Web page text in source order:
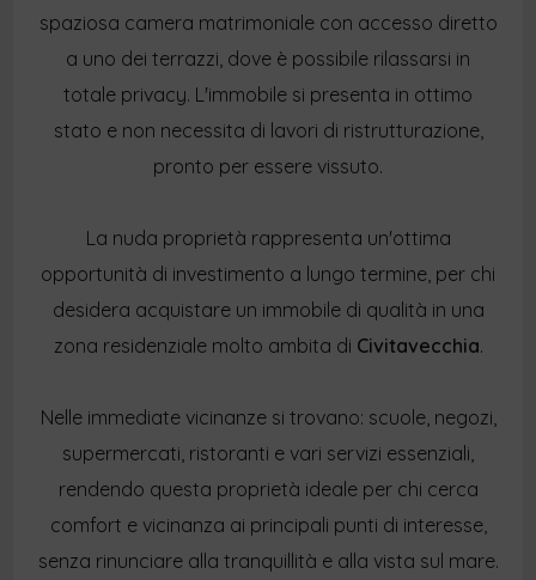
spaziosa camera matrimoniale con accesso diretto
a uno dei terrazzi, dove è possibile rilassarsi in
totale privacy. L'immobile si presenta in ottimo
stato e non necessita di lavori di ristrutturazione,
pronto per essere vissuto.
La nuda proprietà rappresenta un'ottima
opportunità di investimento a lungo termine, per chi
desidera acquistare un immobile di qualità in una
zona residenziale molto ambita di Civitavecchia.
Nelle immediate vicinanze si trovano: scuole, negozi,
supermercati, ristoranti e vari servizi essenziali,
rendendo questa proprietà ideale per chi cerca
comfort e vicinanza ai principali punti di interesse,
senza rinunciare alla tranquillità e alla vista sul mare.